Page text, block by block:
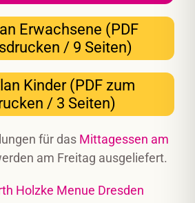
Erwachsene (PDF
/ 9 Seiten)
Kinder (PDF zum
/ 3 Seiten)
für das Mittagessen am
am Freitag ausgeliefert.